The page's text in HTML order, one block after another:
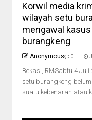
Korwil media
wilayah setu
mengawal
burangkeng
Anonymous 0
Bekasi, RMSabtu 4
setu burangkeng
suatu kebenaran atau